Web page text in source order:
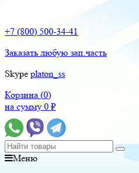
+7 (800) 500-34-41
Заказать любую зап.часть
Skype platon_ss
Корзина (0)
на сумму 0 ₽
Меню